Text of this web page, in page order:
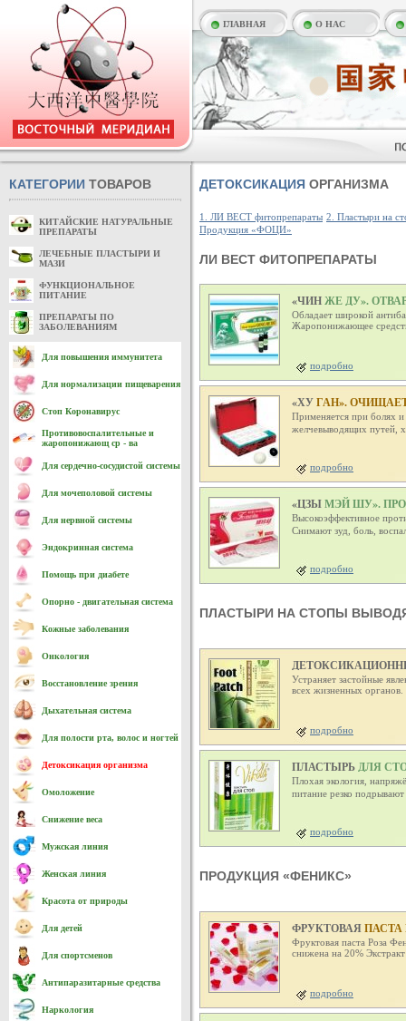
ГЛАВНАЯ О НАС
КАТЕГОРИИ ТОВАРОВ
КИТАЙСКИЕ НАТУРАЛЬНЫЕ
ПРЕПАРАТЫ
ЛЕЧЕБНЫЕ ПЛАСТЫРИ И
МАЗИ
ФУНКЦИОНАЛЬНОЕ
ПИТАНИЕ
ПРЕПАРАТЫ ПО
ЗАБОЛЕВАНИЯМ
Для повышения иммунитета
Для нормализации пищеварения
Стоп Коронавирус
Противовоспалительные и
жаропонижающ ср - ва
Для сердечно-cосудистой системы
Для мочеполовой системы
Для нервной системы
Эндокринная система
Помощь при диабете
Опорно - двигательная система
Кожные заболевания
Онкология
Восстановление зрения
Дыхательная система
Для полости рта, волос и ногтей
Детоксикация организма
Омоложение
Снижение веса
Мужская линия
Женская линия
Красота от природы
Для детей
Для спортсменов
Антипаразитарные средства
Наркология
ДЕТОКСИКАЦИЯ ОРГАНИЗМА
1. ЛИ ВЕСТ фитопрепараты 2. Пластыри на
Продукция «ФОЦИ»
ЛИ ВЕСТ ФИТОПРЕПАРАТЫ
«ЧИНЖЕ ДУ».
Обладает широкой
Жаропонижающее
подробно
«ХУГАН».
Применяется при болях
желчевыводящих путей,
подробно
«ЦЗЫМЭЙ ШУ».
Высокоэффективное
Снимают зуд, боль,
подробно
ПЛАСТЫРИ НА СТОПЫ
Устраняет застойные
всех жизненных органов.
подробно
ПЛАСТЫРЬДЛЯ
Плохая экология,
питание резко
подробно
ПРОДУКЦИЯ «ФЕНИКС»
ФРУКТОВАЯПАСТА
Фруктовая паста Роза
снижена на 20%
подробно